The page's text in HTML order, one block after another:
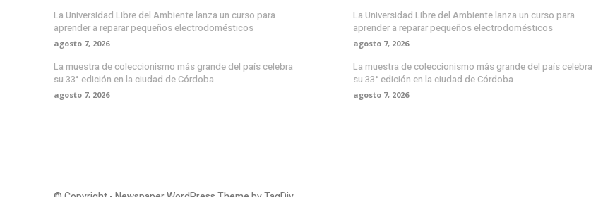
La Universidad Libre del Ambiente lanza un curso para
aprender a reparar pequeños electrodomésticos
agosto 7, 2026
La muestra de coleccionismo más grande del país celebra
su 33° edición en la ciudad de Córdoba
agosto 7, 2026
La Universidad Libre del Ambiente lanza un curso para
aprender a reparar pequeños electrodomésticos
agosto 7, 2026
La muestra de coleccionismo más grande del país celebra
su 33° edición en la ciudad de Córdoba
agosto 7, 2026